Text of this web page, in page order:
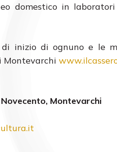
domestico in
inizio di ognuno e le
Montevarchi
Montevarchi